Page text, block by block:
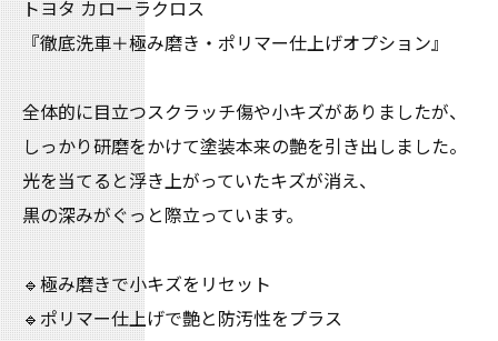
トヨタ カローラクロス
『徹底洗車＋極み磨き・ポリマー仕上げオプション』
全体的に目立つスクラッチ傷や小キズがありましたが、
しっかり研磨をかけて塗装本来の艶を引き出しました。
光を当てると浮き上がっていたキズが消え、
黒の深みがぐっと際立っています。
🔹極み磨きで小キズをリセット
🔹ポリマー仕上げで艶と防汚性をプラス